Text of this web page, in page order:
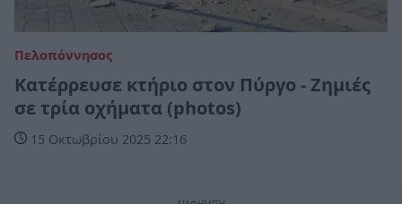
Πελοπόννησος
Kατέρρευσε κτήριο στον Πύργο - Ζημιές
σε τρία οχήματα (photos)
15 Οκτωβρίου 2025 22:16